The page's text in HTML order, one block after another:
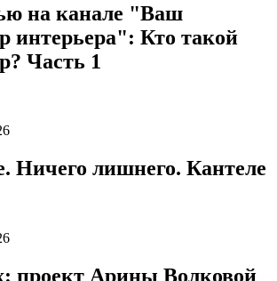
на канале "Ваш
интерьера": Кто такой
Часть 1
Ничего лишнего. Кантеле
проект Арины Волковой